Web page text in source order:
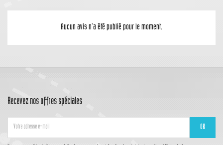
Aucun avis n'a été publié pour le moment.
Recevez nos offres spéciales